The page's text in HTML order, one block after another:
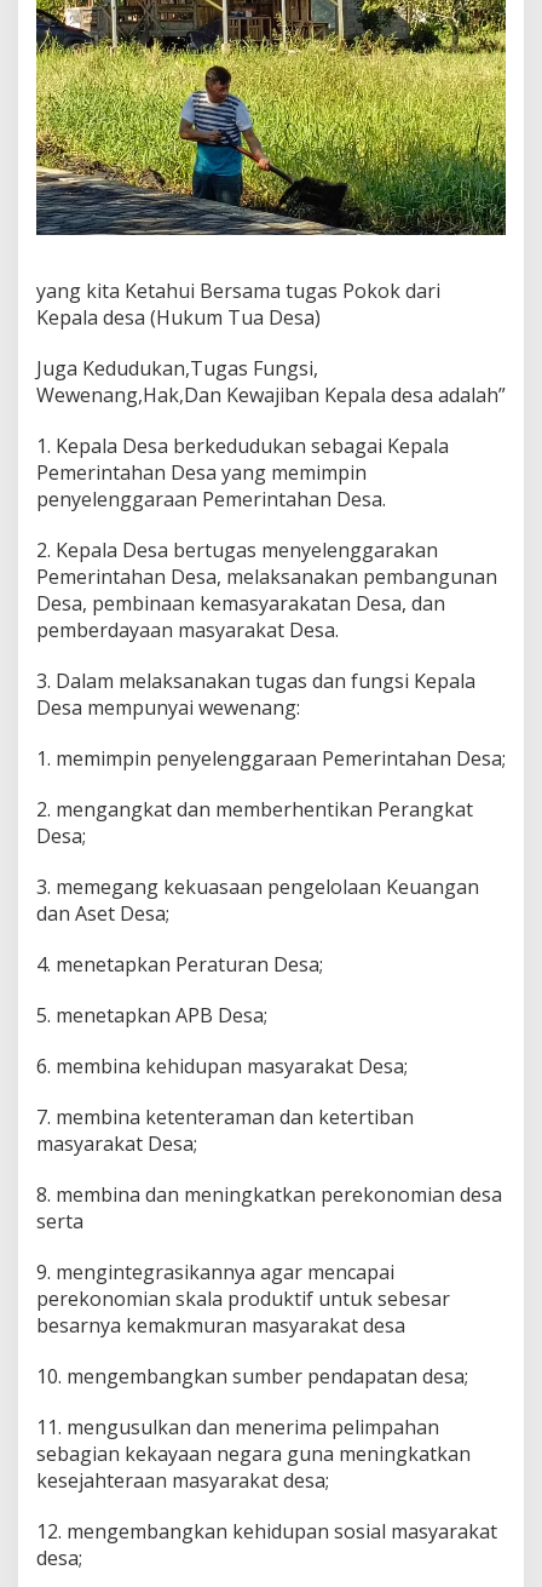
S
a
m
p
a
h
.
yang kita Ketahui Bersama tugas Pokok dari
Kepala desa (Hukum Tua Desa)
Juga Kedudukan,Tugas Fungsi,
Wewenang,Hak,Dan Kewajiban Kepala desa adalah”
1. Kepala Desa berkedudukan sebagai Kepala
Pemerintahan Desa yang memimpin
penyelenggaraan Pemerintahan Desa.
2. Kepala Desa bertugas menyelenggarakan
Pemerintahan Desa, melaksanakan pembangunan
Desa, pembinaan kemasyarakatan Desa, dan
pemberdayaan masyarakat Desa.
3. Dalam melaksanakan tugas dan fungsi Kepala
Desa mempunyai wewenang:
1. memimpin penyelenggaraan Pemerintahan Desa;
2. mengangkat dan memberhentikan Perangkat
Desa;
3. memegang kekuasaan pengelolaan Keuangan
dan Aset Desa;
4. menetapkan Peraturan Desa;
5. menetapkan APB Desa;
6. membina kehidupan masyarakat Desa;
7. membina ketenteraman dan ketertiban
masyarakat Desa;
8. membina dan meningkatkan perekonomian desa
serta
9. mengintegrasikannya agar mencapai
perekonomian skala produktif untuk sebesar
besarnya kemakmuran masyarakat desa
10. mengembangkan sumber pendapatan desa;
11. mengusulkan dan menerima pelimpahan
sebagian kekayaan negara guna meningkatkan
kesejahteraan masyarakat desa;
12. mengembangkan kehidupan sosial masyarakat
desa;